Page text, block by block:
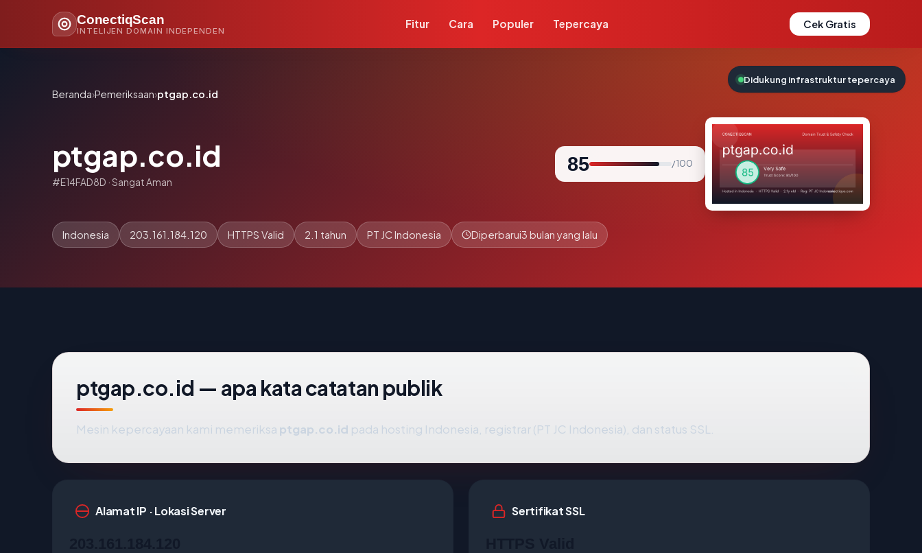
ConectiqScan
INTELIJEN DOMAIN INDEPENDEN
Fitur Cara Populer Tepercaya Cek Gratis
Beranda›Pemeriksaan›ptgap.co.id
ptgap.co.id
#E14FAD8D · Sangat Aman
85 / 100
Indonesia 203.161.184.120 HTTPS Valid 2.1 tahun PT JC Indonesia Diperbarui3 bulan yang lalu
ptgap.co.id — apa kata catatan publik
Mesin kepercayaan kami memeriksa ptgap.co.id pada hosting Indonesia, registrar (PT JC Indonesia), dan status SSL.
Alamat IP · Lokasi Server Sertifikat SSL
Didukung infrastruktur tepercaya